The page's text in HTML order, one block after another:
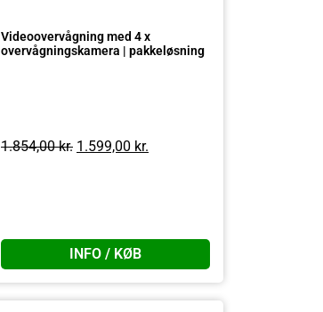
Videoovervågning med 4 x
overvågningskamera | pakkeløsning
1.854,00kr. 1.599,00 kr.
INFO / KØB